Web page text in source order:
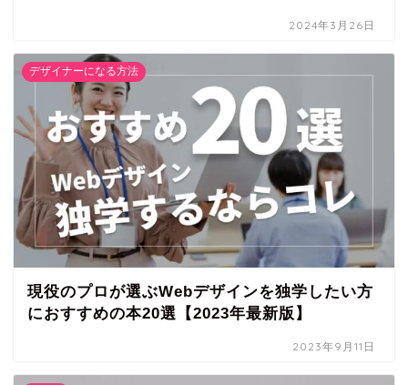
2024年3月26日
デザイナーになる方法
現役のプロが選ぶWebデザインを独学したい方
におすすめの本20選【2023年最新版】
2023年9月11日